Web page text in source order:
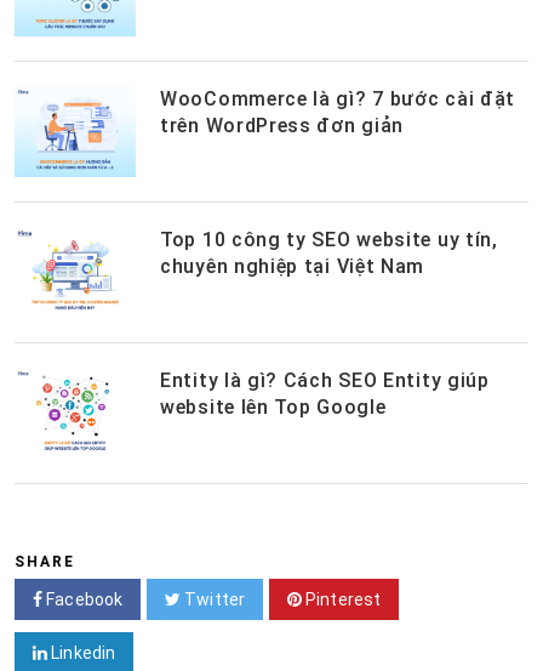
WooCommerce là gì? 7 bước cài đặt
trên WordPress đơn giản
Top 10 công ty SEO website uy tín,
chuyên nghiệp tại Việt Nam
Entity là gì? Cách SEO Entity giúp
website lên Top Google
SHARE
Facebook Twitter Pinterest
Linkedin